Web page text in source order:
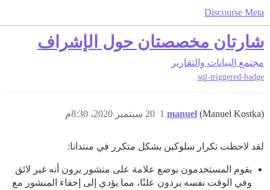
Discourse Meta
شارتان مخصصتان حول الإشراف
مجتمع البيانات والتقارير
sql-triggered-badge
manuel (Manuel Kostka) 20 سبتمبر 2020، 8:30م 1
لقد لاحظت تكرار سلوكين بشكل متكرر في منتدانا:
يقوم المستخدمون بوضع علامة على منشور يرون أنه غير لائق
وفي الوقت نفسه يردون علنًا، مما يؤدي إلى إخفاء المنشور مع